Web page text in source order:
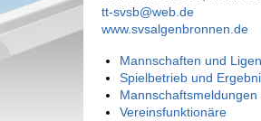
tt-svsb@web.de
www.svsalgenbronnen.de
Mannschaften und
Spielbetrieb und
Vereinsfunktionäre